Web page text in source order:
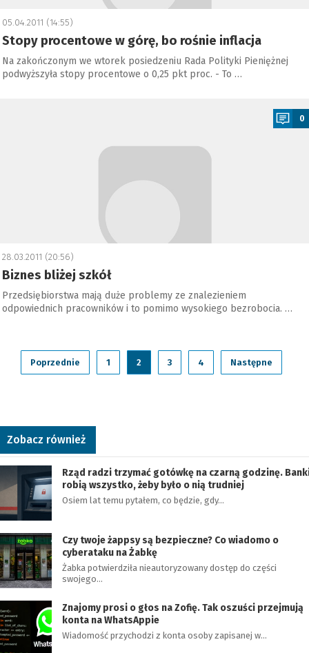
05.04.2011 (14:55)
Stopy procentowe w górę, bo rośnie inflacja
Na zakończonym we wtorek posiedzeniu Rada Polityki Pieniężnej
podwyższyła stopy procentowe o 0,25 pkt proc. - To …
0
28.03.2011 (20:56)
Biznes bliżej szkół
Przedsiębiorstwa mają duże problemy ze znalezieniem
odpowiednich pracowników i to pomimo wysokiego bezrobocia. …
Poprzednie 1 2 3 4 Następne
Zobacz również
Rząd radzi trzymać gotówkę na czarną godzinę.
robią wszystko, żeby było o nią trudniej
Osiem lat temu pytałem, co będzie, gdy…
Czy twoje żappsy są bezpieczne? Co wiadomo o
cyberataku na Żabkę
Żabka potwierdziła nieautoryzowany dostęp do części
swojego…
Znajomy prosi o głos na Zofię. Tak oszuści przejmują
konta na WhatsAppie
Wiadomość przychodzi z konta osoby zapisanej w…